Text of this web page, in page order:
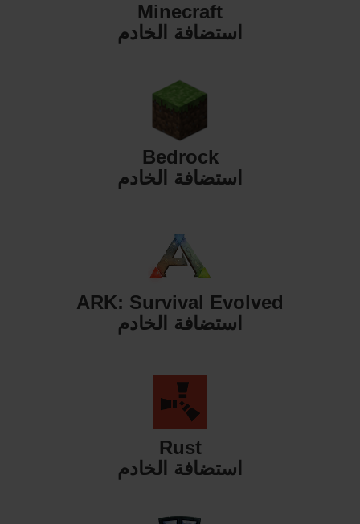
Minecraft
استضافة الخادم
Bedrock
استضافة الخادم
ARK: Survival Evolved
استضافة الخادم
Rust
استضافة الخادم